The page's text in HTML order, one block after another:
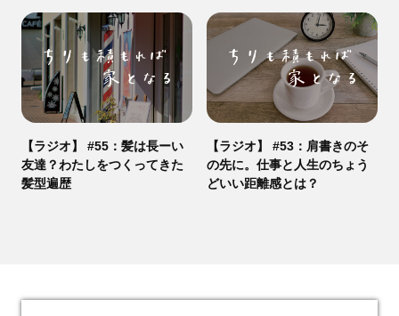
【ラジオ】 #55：髪は長ーい
友達？わたしをつくってきた
髪型遍歴
【ラジオ】 #53：肩書きのそ
の先に。仕事と人生のちょう
どいい距離感とは？